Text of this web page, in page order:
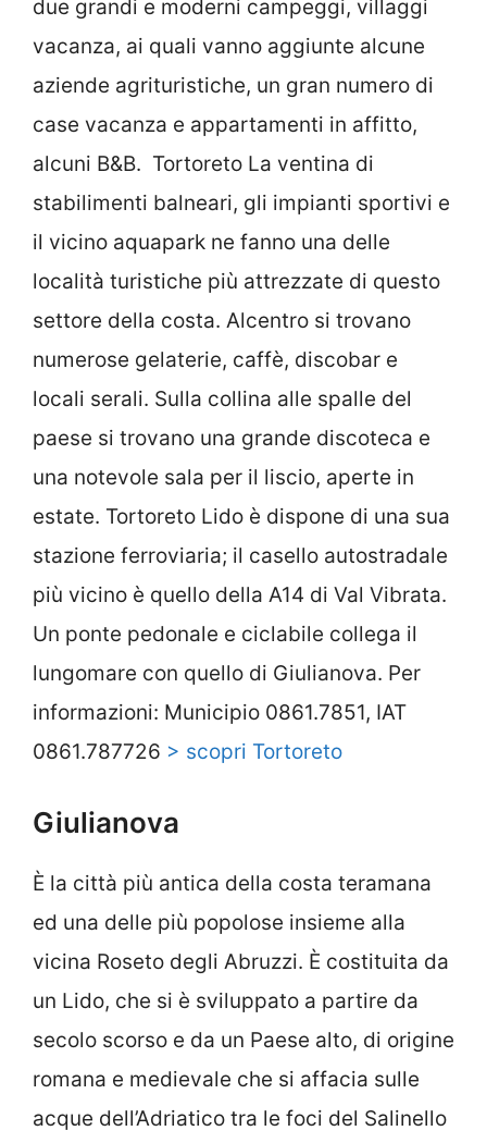
due grandi e moderni campeggi, villaggi
vacanza, ai quali vanno aggiunte alcune
aziende agrituristiche, un gran numero di
case vacanza e appartamenti in affitto,
alcuni B&B. Tortoreto La ventina di
stabilimenti balneari, gli impianti sportivi e
il vicino aquapark ne fanno una delle
località turistiche più attrezzate di questo
settore della costa. Alcentro si trovano
numerose gelaterie, caffè, discobar e
locali serali. Sulla collina alle spalle del
paese si trovano una grande discoteca e
una notevole sala per il liscio, aperte in
estate. Tortoreto Lido è dispone di una sua
stazione ferroviaria; il casello autostradale
più vicino è quello della A14 di Val Vibrata.
Un ponte pedonale e ciclabile collega il
lungomare con quello di Giulianova. Per
informazioni: Municipio 0861.7851, IAT
0861.787726 > scopri Tortoreto
Giulianova
È la città più antica della costa teramana
ed una delle più popolose insieme alla
vicina Roseto degli Abruzzi. È costituita da
un Lido, che si è sviluppato a partire da
secolo scorso e da un Paese alto, di origine
romana e medievale che si affacia sulle
acque dell’Adriatico tra le foci del Salinello